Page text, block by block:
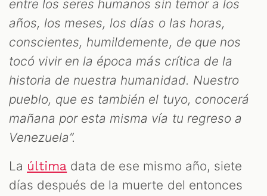
entre los seres humanos sin temor a los
años, los meses, los días o las horas,
conscientes, humildemente, de que nos
tocó vivir en la época más crítica de la
historia de nuestra humanidad. Nuestro
pueblo, que es también el tuyo, conocerá
mañana por esta misma vía tu regreso a
Venezuela”.
La última data de ese mismo año, siete
días después de la muerte del entonces